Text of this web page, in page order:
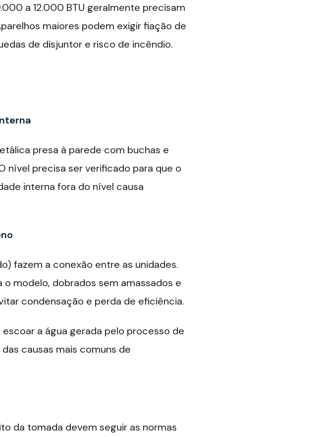
a 12.000 BTU geralmente precisam
maiores podem exigir fiação de
de disjuntor e risco de incêndio.
presa à parede com buchas e
nível precisa ser verificado para que o
interna fora do nível causa
fazem a conexão entre as unidades.
modelo, dobrados sem amassados e
condensação e perda de eficiência.
a água gerada pelo processo de
causas mais comuns de
da tomada devem seguir as normas